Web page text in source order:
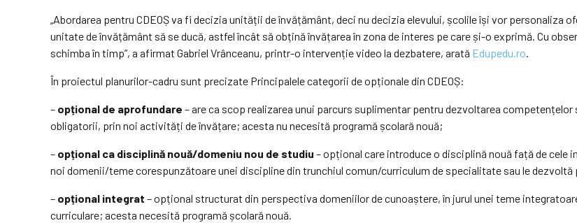
„Abordarea pentru CDEOȘ va fi decizia unității de învățământ, deci nu decizia elevului, școlile își vor personaliza
unitate de învățământ să se ducă, astfel încât să obțină învățarea în zona de interes pe care și-o exprimă. Cu
schimba în timp”, a afirmat Gabriel Vrânceanu, printr-o intervenție video la dezbatere, arată Edupedu.ro.
În proiectul planurilor-cadru sunt precizate Principalele categorii de opționale din CDEOȘ:
– opțional de aprofundare – are ca scop realizarea unui parcurs suplimentar pentru dezvoltarea
obligatorii, prin noi activități de învățare; acesta nu necesită programă școlară nouă;
– opțional ca disciplină nouă/domeniu nou de studiu – opțional care introduce o disciplină nouă față de cele
noi domenii/teme corespunzătoare unei discipline din trunchiul comun/curriculum de specialitate sau le
– opțional integrat – opțional structurat din perspectiva domeniilor de cunoaștere, în jurul unei teme
curriculare; acesta necesită programă școlară nouă.